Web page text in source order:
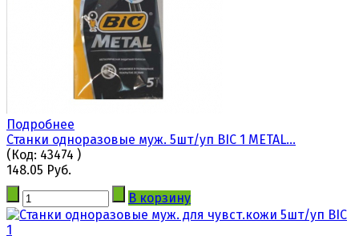
Подробнее
Станки одноразовые муж. 5шт/уп BIC 1 METAL...
(Код: 43474 )
148.05 Руб.
В корзину